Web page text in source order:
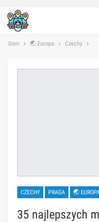
Dom 🌏 Europa Czechy
CZECHY PRAGA 🌏
35 najlepszych